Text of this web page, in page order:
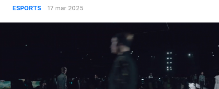
ESPORTS 17 mar 2025